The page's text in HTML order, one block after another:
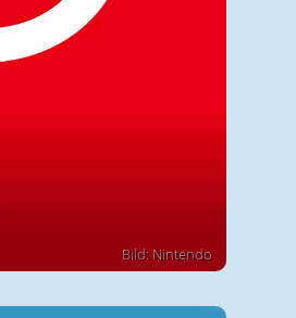
Bild: Nintendo